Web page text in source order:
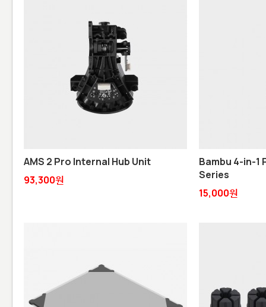
AMS 2 Pro Internal Hub Unit
93,300원
Bambu 4-in-1
Series
15,000원